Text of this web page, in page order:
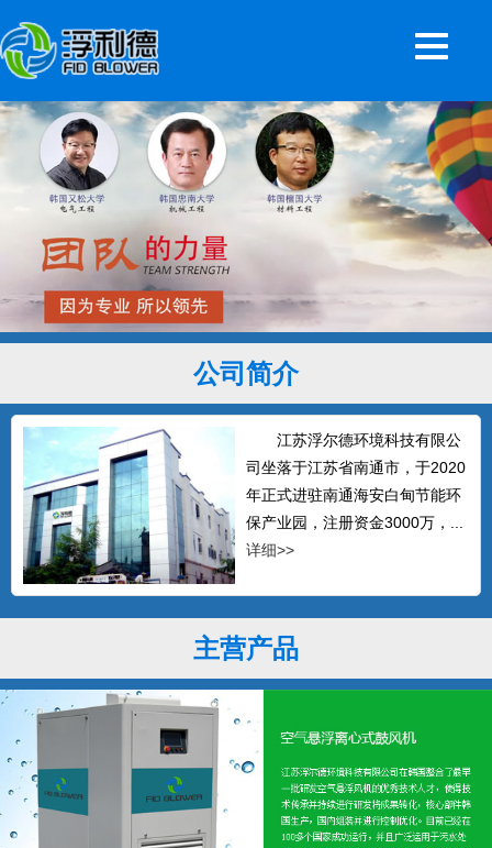
公司简介
江苏浮尔德环境科技有限公
司坐落于江苏省南通市，于2020
年正式进驻南通海安白甸节能环
保产业园，注册资金3000万，...
详细>>
主营产品